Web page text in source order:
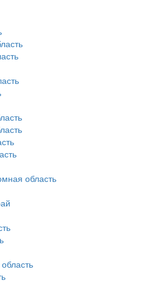
область